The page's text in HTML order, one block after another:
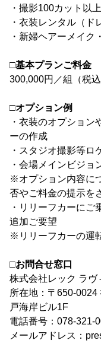
・撮影100カット以
・衣装レンタル（ド
・新婦ヘアーメイク
□基本プランご料金
300,000円／組（税込
□オプション例
・衣装のオプショ
ーの作成
・スタジオ撮影等ロ
・会場メインビジ
※オプション内容に
否やご料金の提示を
・リリーフカーに
追加ご要望
※リリーフカーの運
□お問合せ窓口
株式会社レック ラ
所在地：〒650-
戸海岸ビル1F
電話番号：078-321-
メールアドレス：